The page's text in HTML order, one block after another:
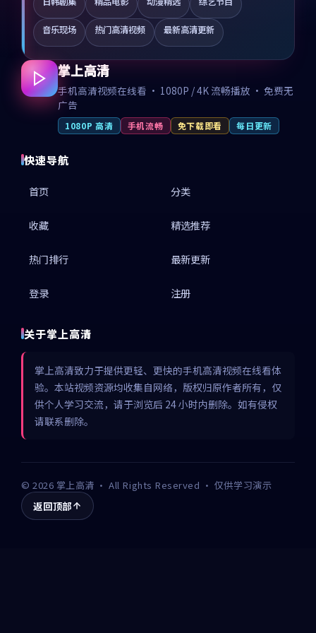
音乐现场 热门高清视频 最新高清更新
掌上高清
手机高清视频在线看 · 1080P / 4K 流畅播放 · 免费无
广告
1080P 高清 手机流畅 免下载即看 每日更新
快速导航
首页 分类
收藏 精选推荐
热门排行 最新更新
登录 注册
关于掌上高清
掌上高清致力于提供更轻、更快的手机高清视频在线看体
验。本站视频资源均收集自网络，版权归原作者所有，仅
供个人学习交流，请于浏览后 24 小时内删除。如有侵权
请联系删除。
©2026 掌上高清 · All Rights Reserved · 仅供学习演示
返回顶部